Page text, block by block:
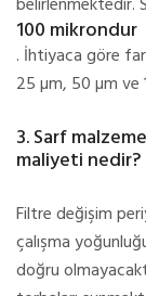
100 mikrondur
. İhtiyaca göre
25 µm, 50 µm ve
3. Sarf
maliyeti nedir?
Filtre değişim
çalışma
doğru